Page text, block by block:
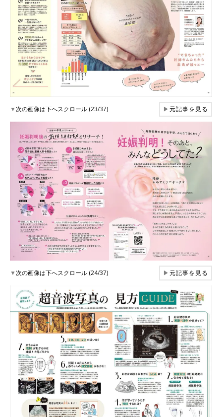
▼次の画像は下へスクロール (23/37) ▶元記事を見る
▼次の画像は下へスクロール (24/37) ▶元記事を見る